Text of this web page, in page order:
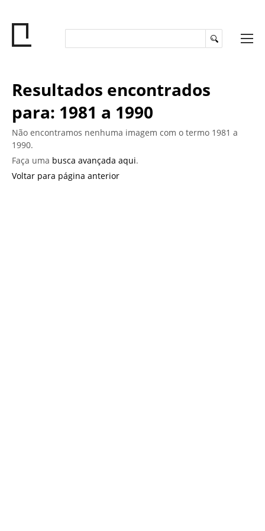
Resultados encontrados
para: 1981 a 1990
Não encontramos nenhuma imagem com o termo 1981 a
1990.
Faça uma busca avançada aqui.
Voltar para página anterior